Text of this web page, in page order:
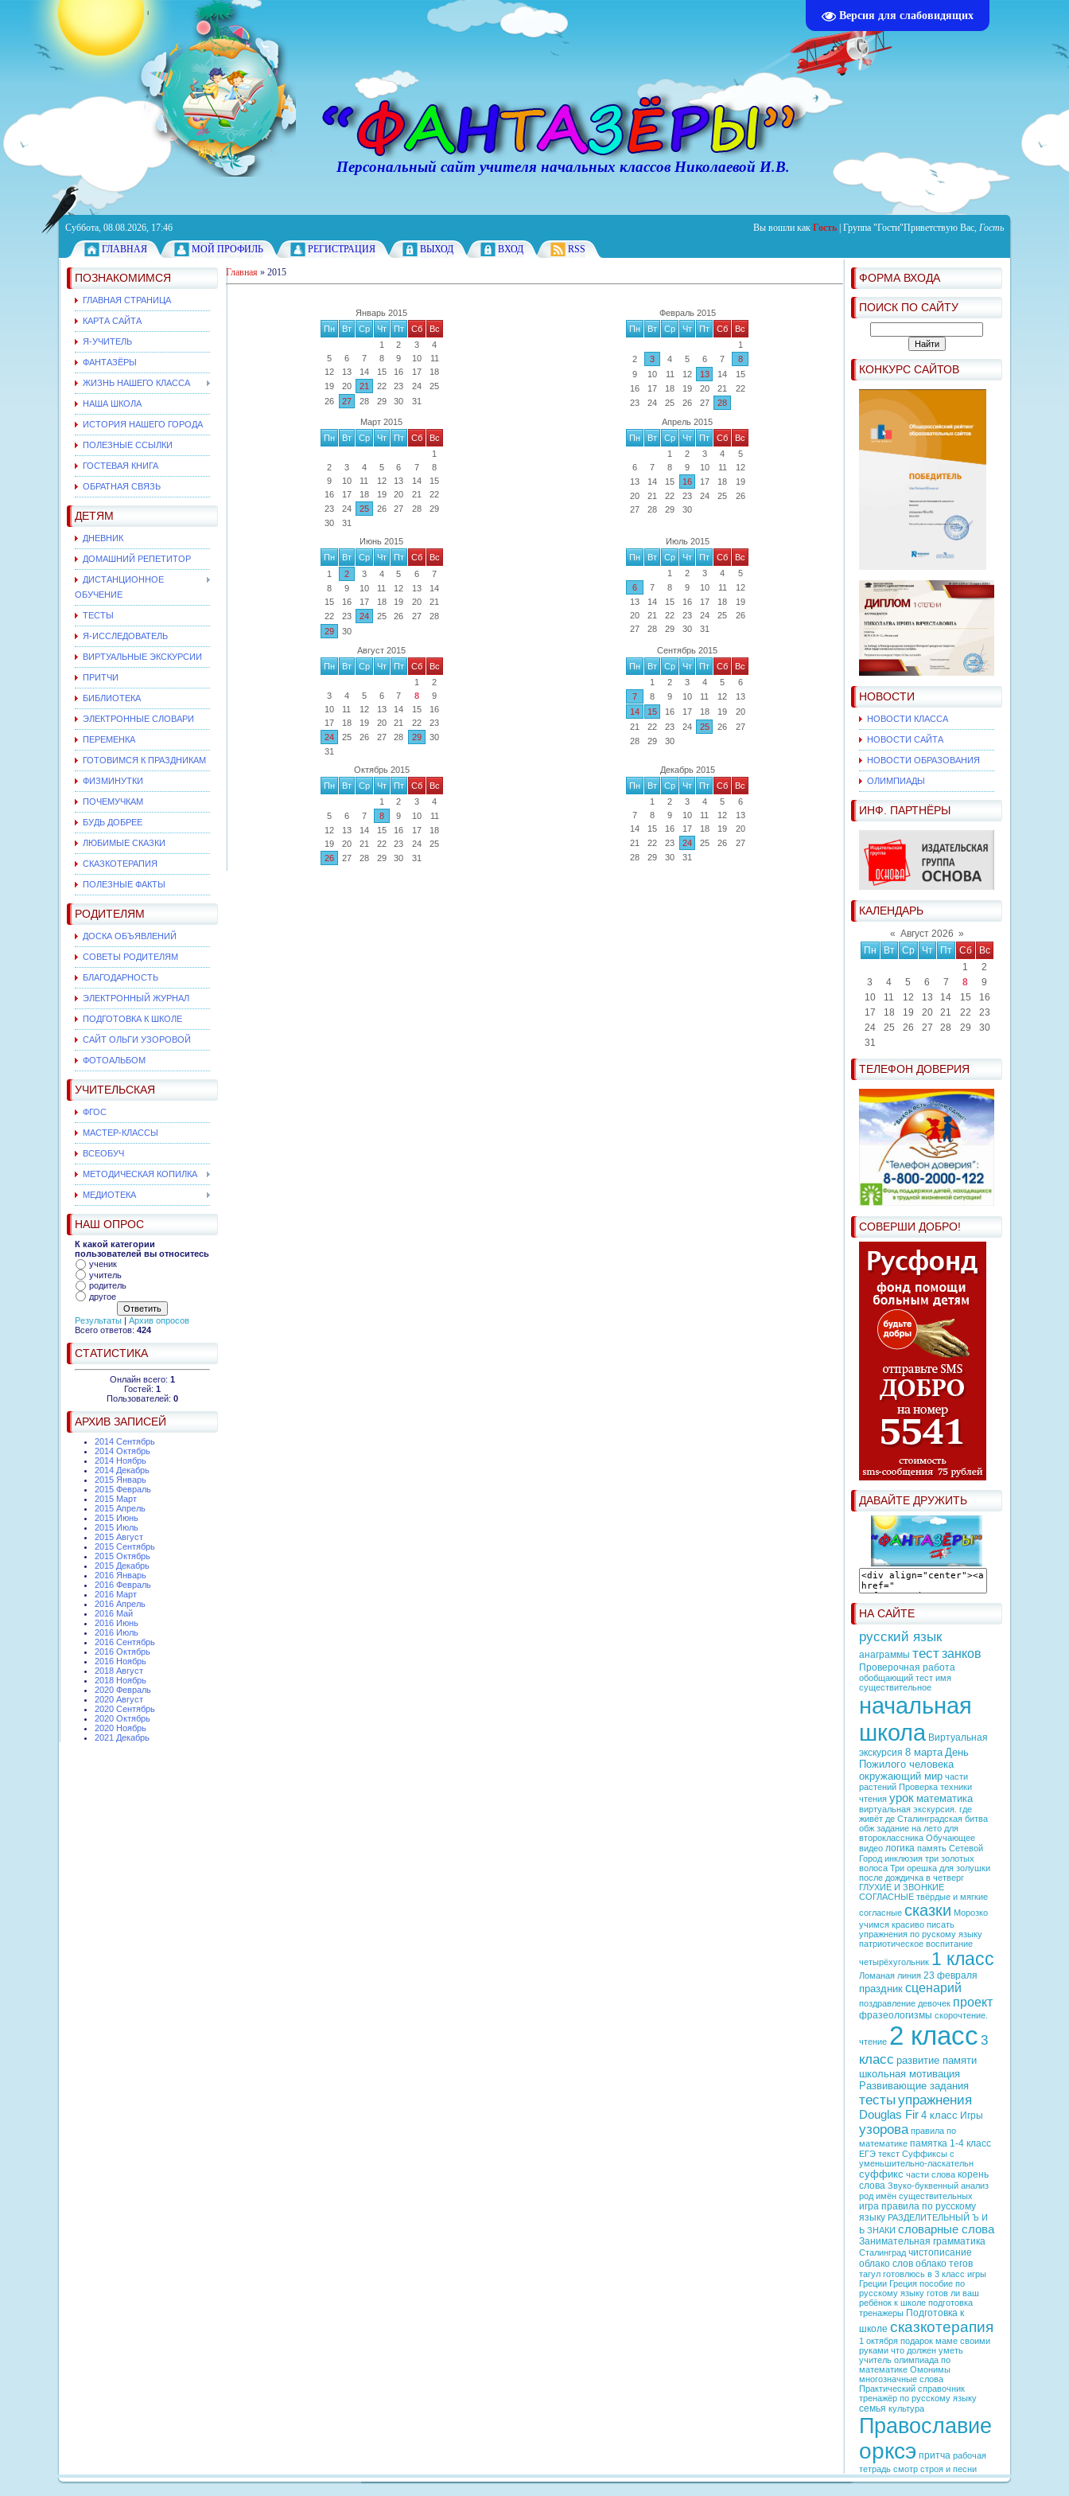
Версия для слабовидящих
Персональный сайт учителя начальных классов Николаевой И.В.
Суббота, 08.08.2026, 17:46 Вы вошли как Гость Группа "Гости"Приветствую Вас, Гость
ГЛАВНАЯ
МОЙ ПРОФИЛЬ РЕГИСТРАЦИЯ ВЫХОД ВХОД RSS
ПОЗНАКОМИМСЯ
ГЛАВНАЯ СТРАНИЦА
КАРТА САЙТА
Я-УЧИТЕЛЬ
ФАНТАЗЁРЫ
ЖИЗНЬ НАШЕГО КЛАССА
НАША ШКОЛА
ИСТОРИЯ НАШЕГО ГОРОДА
ПОЛЕЗНЫЕ ССЫЛКИ
ГОСТЕВАЯ КНИГА
ОБРАТНАЯ СВЯЗЬ
ДЕТЯМ
ДНЕВНИК
ДОМАШНИЙ РЕПЕТИТОР
ДИСТАНЦИОННОЕ
ОБУЧЕНИЕ
ТЕСТЫ
Я-ИССЛЕДОВАТЕЛЬ
ВИРТУАЛЬНЫЕ ЭКСКУРСИИ
ПРИТЧИ
БИБЛИОТЕКА
ЭЛЕКТРОННЫЕ СЛОВАРИ
ПЕРЕМЕНКА
ГОТОВИМСЯ К ПРАЗДНИКАМ
ФИЗМИНУТКИ
ПОЧЕМУЧКАМ
БУДЬ ДОБРЕЕ
ЛЮБИМЫЕ СКАЗКИ
СКАЗКОТЕРАПИЯ
ПОЛЕЗНЫЕ ФАКТЫ
РОДИТЕЛЯМ
ДОСКА ОБЪЯВЛЕНИЙ
СОВЕТЫ РОДИТЕЛЯМ
БЛАГОДАРНОСТЬ
ЭЛЕКТРОННЫЙ ЖУРНАЛ
ПОДГОТОВКА К ШКОЛЕ
САЙТ ОЛЬГИ УЗОРОВОЙ
ФОТОАЛЬБОМ
УЧИТЕЛЬСКАЯ
ФГОС
МАСТЕР-КЛАССЫ
ВСЕОБУЧ
МЕТОДИЧЕСКАЯ КОПИЛКА
МЕДИОТЕКА
НАШ ОПРОС
К какой категории
пользователей вы относитесь
ученик
учитель
родитель
другое
Результаты
Архив опросов
Всего ответов: 424
СТАТИСТИКА
Онлайн всего: 1
Гостей: 1
Пользователей: 0
АРХИВ ЗАПИСЕЙ
2014 Сентябрь
2014 Октябрь
2014 Ноябрь
2014 Декабрь
2015 Январь
2015 Февраль
2015 Март
2015 Апрель
2015 Июнь
2015 Июль
2015 Август
2015 Сентябрь
2015 Октябрь
2015 Декабрь
2016 Январь
2016 Февраль
2016 Март
2016 Апрель
2016 Май
2016 Июнь
2016 Июль
2016 Сентябрь
2016 Октябрь
2016 Ноябрь
2018 Август
2018 Ноябрь
2020 Февраль
2020 Август
2020 Сентябрь
2020 Октябрь
2020 Ноябрь
2021 Декабрь
ФОРМА ВХОДА
ПОИСК ПО САЙТУ
КОНКУРС САЙТОВ
НОВОСТИ
НОВОСТИ КЛАССА
НОВОСТИ САЙТА
НОВОСТИ ОБРАЗОВАНИЯ
ОЛИМПИАДЫ
ИНФ. ПАРТНЁРЫ
КАЛЕНДАРЬ
« Август 2026 »
Пн
Вт Ср Чт Пт Сб
Вс
1
2
3
4 5 6 7 8
9
10
11 12 13 14 15
16
17
18 19 20 21 22
23
24
25 26 27 28 29
30
31
ТЕЛЕФОН ДОВЕРИЯ
СОВЕРШИ ДОБРО!
ДАВАЙТЕ ДРУЖИТЬ
НА САЙТЕ
русский язык
анаграммы тестзанков
Проверочная работа
обобщающий тест имя
существительное
начальная
школа Виртуальная
экскурсия 8 марта День
Пожилого человека
окружающий мир части
растений Проверка техники
чтения урок математика
виртуальная экскурсия. где
живёт де Сталинградская битва
обж задание на лето для
второклассника Обучающее
видео логика память Сетевой
Город инклюзия три золотых
волоса Три орешка для золушки
после дождичка в четверг
ГЛУХИЕ И ЗВОНКИЕ
СОГЛАСНЫЕ твёрдые и мягкие
согласные сказки Морозко
учимся красиво писать
упражнения по рускому языку
патриотическое воспитание
четырёхугольник 1 класс
Ломаная линия 23 февраля
праздник сценарий
поздравление девочек проект
фразеологизмы скорочтение.
чтение 2 класс 3
класс развитие памяти
школьная мотивация
Развивающие задания
тесты упражнения
Douglas Fir 4 класс Игры
узорова правила по
математике памятка 1-4 класс
ЕГЭ текст Суффиксы с
уменьшительно-ласкательн
суффикс части слова корень
слова Звуко-буквенный анализ
род имён существительных
игра правила по русскому
языку РАЗДЕЛИТЕЛЬНЫЙ Ъ И
Ь ЗНАКИ словарные слова
Занимательная грамматика
Сталинград чистописание
облако слов облако тегов
тагул готовлюсь в 3 класс игры
Греции Греция пособие по
русскому языку готов ли ваш
ребёнок к школе подготовка
тренажеры Подготовка к
школе сказкотерапия
1 октября подарок маме своими
руками что должен уметь
учитель олимпиада по
математике Омонимы
многозначные слова
Практический справочник
тренажёр по русскому языку
семья культура
Православие
орксэ притча рабочая
тетрадь смотр строя и песни
Главная » 2015
Январь 2015
Пн
Вт Ср Чт Пт Сб
Вс
1
2 3
4
5
6 7 8 9 10
11
12
13 14 15 16 17
18
19
20 21 22 23 24
25
26
27 28 29 30 31
Февраль 2015
Пн
Вт Ср Чт Пт Сб
Вс
1
2
3 4 5 6 7
8
9
10 11 12 13 14
15
16
17 18 19 20 21
22
23
24 25 26 27
28
Март 2015
Пн
Вт Ср Чт Пт Сб
Вс
1
2
3 4 5 6 7
8
9
10 11 12 13 14
15
16
17 18 19 20 21
22
23
24 25 26 27 28
29
30
31
Апрель 2015
Пн
Вт Ср Чт Пт Сб
Вс
1
2 3 4
5
6
7 8 9 10 11
12
13
14 15 16 17 18
19
20
21 22 23 24 25
26
27
28 29 30
Июнь 2015
Пн
Вт Ср Чт Пт Сб
Вс
1
2 3 4 5 6
7
8
9 10 11 12 13
14
15
16 17 18 19 20
21
22
23 24 25 26 27
28
29
30
Июль 2015
Пн
Вт Ср Чт Пт Сб
Вс
1
2 3 4
5
6
7 8 9 10 11
12
13
14 15 16 17 18
19
20
21 22 23 24 25
26
27
28 29 30 31
Август 2015
Пн
Вт Ср Чт Пт Сб
Вс
1
2
3
4 5 6 7 8
9
10
11 12 13 14 15
16
17
18 19 20 21 22
23
24
25 26 27 28 29
30
31
Сентябрь 2015
Пн
Вт Ср Чт Пт Сб
Вс
1
2 3 4 5
6
7
8 9 10 11 12
13
14
15 16 17 18 19
20
21
22 23 24 25 26
27
28
29 30
Октябрь 2015
Пн
Вт Ср Чт Пт Сб
Вс
1
2 3
4
5
6 7 8 9 10
11
12
13 14 15 16 17
18
19
20 21 22 23 24
25
26
27 28 29 30 31
Декабрь 2015
Пн
Вт Ср Чт Пт Сб
Вс
1
2 3 4 5
6
7
8 9 10 11 12
13
14
15 16 17 18 19
20
21
22 23 24 25 26
27
28
29 30 31